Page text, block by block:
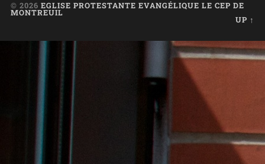
© 2026 EGLISE PROTESTANTE EVANGÉLIQUE LE CEP DE
MONTREUIL
UP ↑